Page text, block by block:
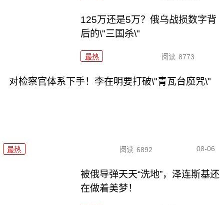
125万还是5万？俄乌战损数字背
后的\"三国杀\"
最热 阅读 8773
对检察官体系下手！李在明要打破\"青瓦台魔咒\"
最热 阅读 6892 08-06
被俄导弹天天“洗地”，泽连斯基还
在做着美梦！